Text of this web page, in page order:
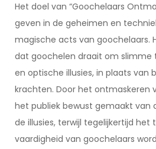
Het doel van “Goochelaars
geven in de geheimen en
magische acts van goochelaars.
dat goochelen draait om slimme
en optische illusies, in plaats van
krachten. Door het ontmaskeren
het publiek bewust gemaakt van
de illusies, terwijl tegelijkertijd het
vaardigheid van goochelaars